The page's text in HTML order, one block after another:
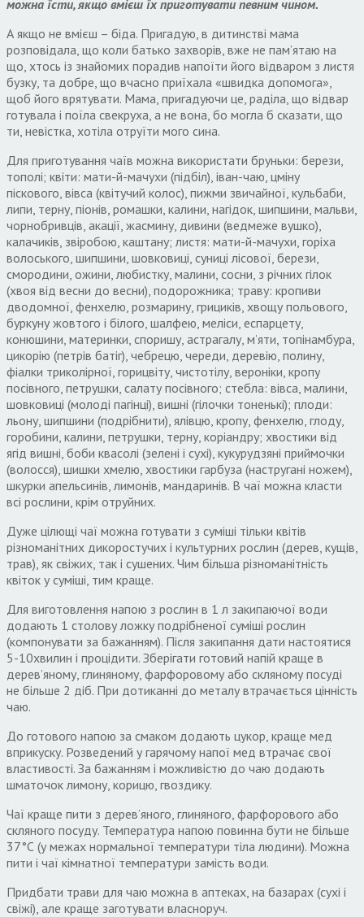
можна їсти, якщо вмієш їх приготувати певним чином.
А якщо не вмієш – біда. Пригадую, в дитинстві мама
розповідала, що коли батько захворів, вже не пам’ятаю на
що, хтось із знайомих порадив напоїти його відваром з листя
бузку, та добре, що вчасно приїхала «швидка допомога»,
щоб його врятувати. Мама, пригадуючи це, раділа, що відвар
готувала і поїла свекруха, а не вона, бо могла б сказати, що
ти, невістка, хотіла отруїти мого сина.
Для приготування чаїв можна використати бруньки: берези,
тополі; квіти: мати-й-мачухи (підбіл), іван-чаю, цміну
піскового, вівса (квітучий колос), пижми звичайної, кульбаби,
липи, терну, піонів, ромашки, калини, нагідок, шипшини, мальви,
чорнобривців, акації, жасмину, дивини (ведмеже вушко),
калачиків, звіробою, каштану; листя: мати-й-мачухи, горіха
волоського, шипшини, шовковиці, суниці лісової, берези,
смородини, ожини, любистку, малини, сосни, з річних гілок
(хвоя від весни до весни), подорожника; траву: кропиви
дводомної, фенхелю, розмарину, грициків, хвощу польового,
буркуну жовтого і білого, шалфею, меліси, еспарцету,
конюшини, материнки, споришу, астрагалу, м’яти, топінамбура,
цикорію (петрів батіг), чебрецю, череди, деревію, полину,
фіалки триколірної, горицвіту, чистотілу, вероніки, кропу
посівного, петрушки, салату посівного; стебла: вівса, малини,
шовковиці (молоді пагінці), вишні (гілочки тоненькі); плоди:
льону, шипшини (подрібнити), ялівцю, кропу, фенхелю, глоду,
горобини, калини, петрушки, терну, коріандру; хвостики від
ягід вишні, боби квасолі (зелені і сухі), кукурудзяні приймочки
(волосся), шишки хмелю, хвостики гарбуза (настругані ножем),
шкурки апельсинів, лимонів, мандаринів. В чаї можна класти
всі рослини, крім отруйних.
Дуже цілющі чаї можна готувати з суміші тільки квітів
різноманітних дикоростучих і культурних рослин (дерев, кущів,
трав), як свіжих, так і сушених. Чим більша різноманітність
квіток у суміші, тим краще.
Для виготовлення напою з рослин в 1 л закипаючої води
додають 1 столову ложку подрібненої суміші рослин
(компонувати за бажанням). Після закипання дати настоятися
5-10хвилин і процідити. Зберігати готовий напій краще в
дерев’яному, глиняному, фарфоровому або скляному посуді
не більше 2 діб. При дотиканні до металу втрачається цінність
чаю.
До готового напою за смаком додають цукор, краще мед
вприкуску. Розведений у гарячому напої мед втрачає свої
властивості. За бажанням і можливістю до чаю додають
шматочок лимону, корицю, гвоздику.
Чаї краще пити з дерев’яного, глиняного, фарфорового або
скляного посуду. Температура напою повинна бути не більше
37°С (у межах нормальної температури тіла людини). Можна
пити і чаї кімнатної температури замість води.
Придбати трави для чаю можна в аптеках, на базарах (сухі і
свіжі), але краще заготувати власноруч.